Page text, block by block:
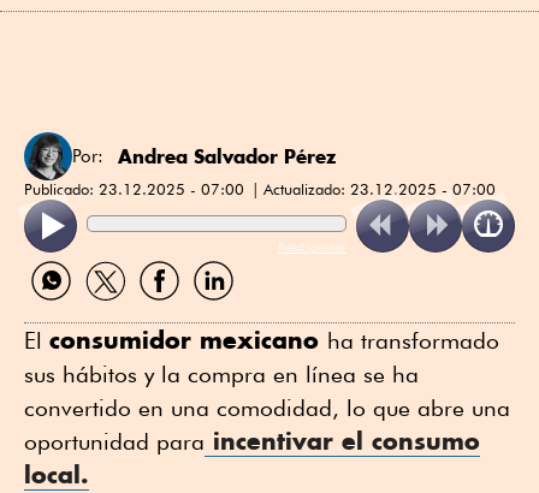
Por: Andrea Salvador Pérez
Publicado: 23.12.2025 - 07:00 Actualizado: 23.12.2025 - 07:00
ReadSpeaker
Compartir
por
Compartir
por
Compartir
por
Compartir
por
El consumidor mexicano ha transformado
sus hábitos y la compra en línea se ha
convertido en una comodidad, lo que abre una
oportunidad para incentivar el consumo
local.